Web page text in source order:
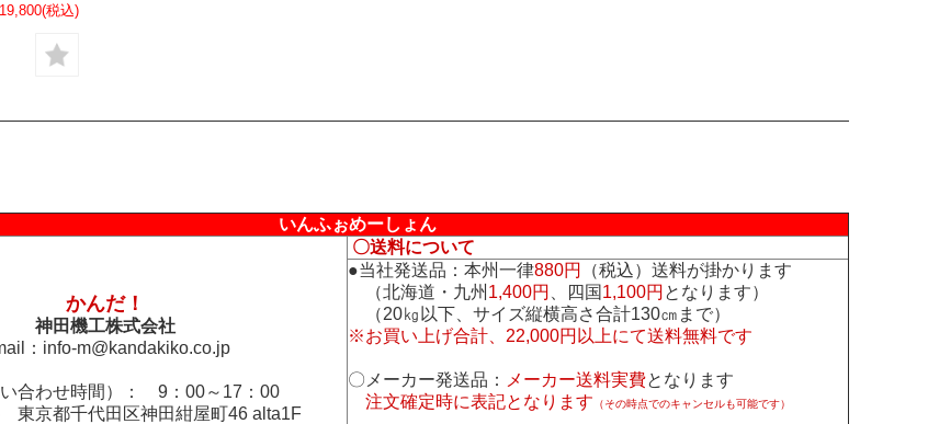
(税込)
いんふぉめーしょん
かんだ！
神田機工株式会社
： info-m@kandakiko.co.jp
い合わせ時間）： 9：00～17：00
東京都千代田区神田紺屋町46 alta1F
〇送料について
●当社発送品：本州一律880円
（税込）送料が掛かります
（北海道・九州 1,400円 、四国 1,100円 となります）
（20㎏以下、サイズ縦横高さ合計130㎝まで）
※お買い上げ合計、22,000円以上にて送料無料です
〇メーカー発送品： メーカー送料実費となります
注文確定時に表記となります （その時点でのキャンセルも可能です）